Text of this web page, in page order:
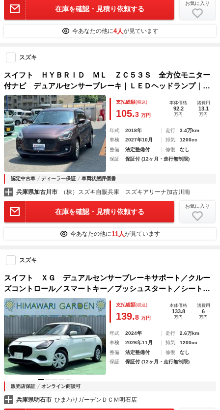
在庫を確認・見積り依頼する
お気に入り
今あなたの他に4人が見ています
スズキ
スイフト ＨＹＢＲＩＤ ＭＬ ＺＣ５３Ｓ 全方位モニター
付ナビ デュアルセンサーブレーキ｜ＬＥＤヘッドランプ｜１
６インチアルミホイール｜本革巻ステアリングホイール｜携帯
リモコン｜マイルドハイブリッド｜運転席シートヒーター｜全
面ＵＶカット機能｜
支払総額(税込)
105.3 万円
本体価格
92.2
万円
諸費用
13.1
万円
年式 2018年 走行
3.4万km
車検
2027年10月 排気
1200cc
整備
法定整備付 修復
なし
保証
保証付 (12ヶ月・走行無制限)
認定中古車 ディーラー保証 車両状態評価書
兵庫県加古川市 （株）スズキ自販兵庫 スズキアリーナ加古川南
在庫を確認・見積り依頼する
お気に入り
今あなたの他に11人が見ています
スズキ
スイフト ＸＧ デュアルセンサーブレーキサポート／クルー
ズコントロール／スマートキー／プッシュスタート／シートヒ
ーター／禁煙車／ＬＥＤヘッドライト
支払総額(税込)
139.8 万円
本体価格
133.8
万円
諸費用
6
万円
年式 2024年 走行
2.6万km
車検
2026年11月 排気
1200cc
整備
法定整備付 修復
なし
保証
保証付 (12ヶ月・走行無制限)
販売店保証 オンライン商談可
兵庫県明石市 ひまわりガーデンＤＣＭ明石店